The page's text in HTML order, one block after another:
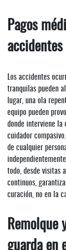
Pagos
accidentes
Los accidentes
tranquilas pueden
lugar, una ola
equipo pueden
donde interviene la
cuidador
de cualquier
todo, desde visitas
continuos,
curación, no en la
Remolque
guarda en